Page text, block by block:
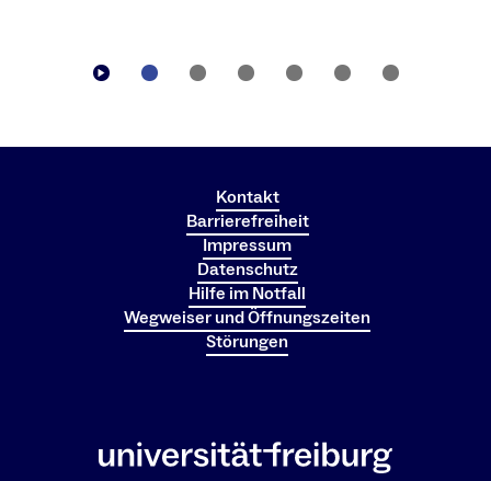
Kontakt
Barrierefreiheit
Impressum
Datenschutz
Hilfe im Notfall
Wegweiser und Öffnungszeiten
Störungen